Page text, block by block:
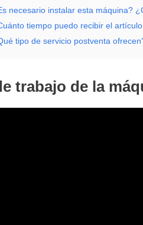
necesario instalar esta máquina?
tiempo puedo recibir el
tipo de servicio postventa
trabajo de la